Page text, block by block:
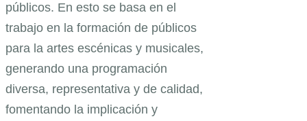
públicos. En esto se basa en el
trabajo en la formación de públicos
para la artes escénicas y musicales,
generando una programación
diversa, representativa y de calidad,
fomentando la implicación y